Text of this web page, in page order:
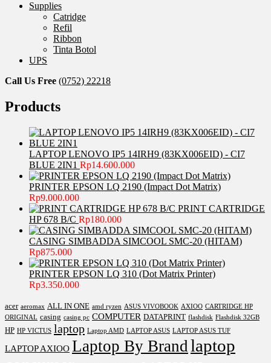
Supplies
Catridge
Refil
Ribbon
Tinta Botol
UPS
Call Us Free (0752) 22218
Products
LAPTOP LENOVO IP5 14IRH9 (83KX006EID) - CI7
BLUE 2IN1 Rp14.600.000
PRINTER EPSON LQ 2190 (Impact Dot Matrix)
Rp9.000.000
PRINT CARTRIDGE
HP 678 B/C Rp180.000
CASING SIMBADDA SIMCOOL SMC-20 (HITAM)
Rp875.000
PRINTER EPSON LQ 310 (Dot Matrix Printer)
Rp3.350.000
acer aeromax ALL IN ONE amd ryzen ASUS VIVOBOOK AXIOO CARTRIDGE HP
ORIGINAL casing casing pc COMPUTER DATAPRINT flashdisk Flashdisk 32GB
HP HP VICTUS laptop Laptop AMD LAPTOP ASUS LAPTOP ASUS TUF
LAPTOP AXIOO Laptop By Brand laptop